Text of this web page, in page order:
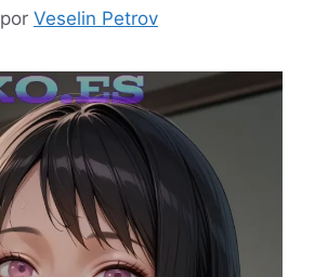
por Veselin Petrov